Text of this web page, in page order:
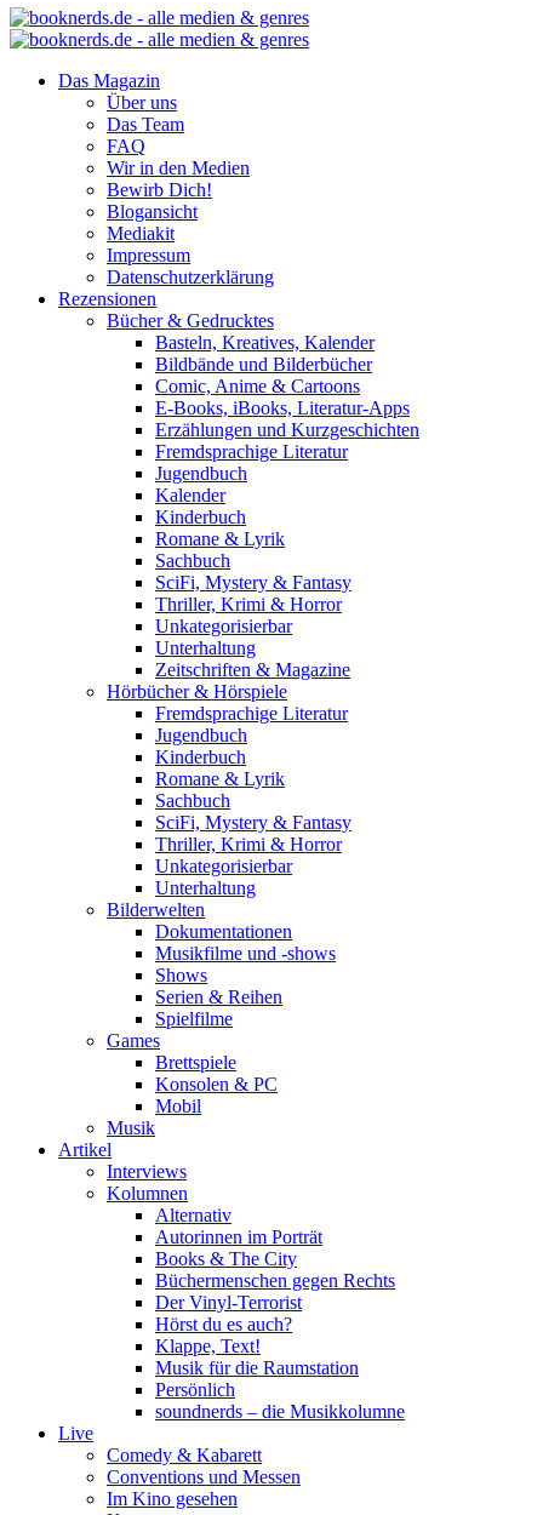
Das Magazin
Über uns
Das Team
FAQ
Wir in den Medien
Bewirb Dich!
Blogansicht
Mediakit
Impressum
Datenschutzerklärung
Rezensionen
Bücher & Gedrucktes
Basteln, Kreatives, Kalender
Bildbände und Bilderbücher
Comic, Anime & Cartoons
E-Books, iBooks, Literatur-Apps
Erzählungen und Kurzgeschichten
Fremdsprachige Literatur
Jugendbuch
Kalender
Kinderbuch
Romane & Lyrik
Sachbuch
SciFi, Mystery & Fantasy
Thriller, Krimi & Horror
Unkategorisierbar
Unterhaltung
Zeitschriften & Magazine
Hörbücher & Hörspiele
Fremdsprachige Literatur
Jugendbuch
Kinderbuch
Romane & Lyrik
Sachbuch
SciFi, Mystery & Fantasy
Thriller, Krimi & Horror
Unkategorisierbar
Unterhaltung
Bilderwelten
Dokumentationen
Musikfilme und -shows
Shows
Serien & Reihen
Spielfilme
Games
Brettspiele
Konsolen & PC
Mobil
Musik
Artikel
Interviews
Kolumnen
Alternativ
Autorinnen im Porträt
Books & The City
Büchermenschen gegen Rechts
Der Vinyl-Terrorist
Hörst du es auch?
Klappe, Text!
Musik für die Raumstation
Persönlich
soundnerds – die Musikkolumne
Live
Comedy & Kabarett
Conventions und Messen
Im Kino gesehen